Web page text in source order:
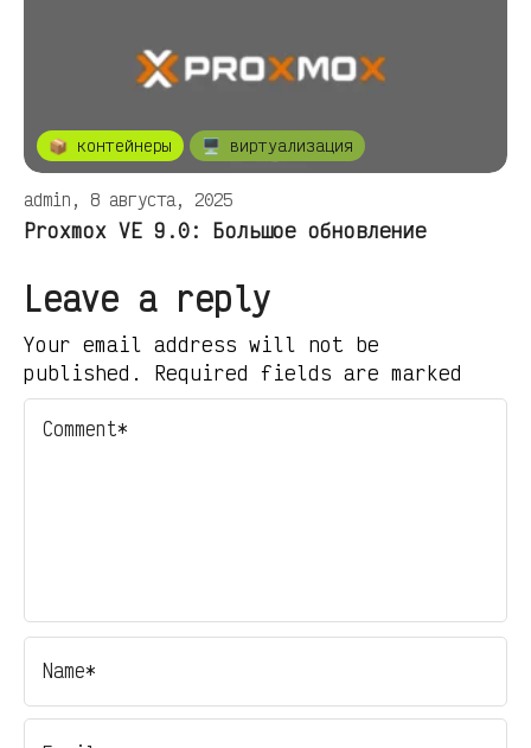
📦 контейнеры 🖥️ виртуализация
admin, 8 августа, 2025
Proxmox VE 9.0: Большое обновление
Leave a reply
Your email address will not be
published. Required fields are marked